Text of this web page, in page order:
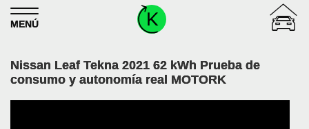
Skip to content
MENÚ
Nissan Leaf Tekna 2021 62 kWh Prueba de
consumo y autonomía real MOTORK